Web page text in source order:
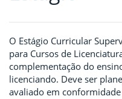
O Estágio Curricular
para Cursos de
complementação do
licenciando. Deve ser
avaliado em